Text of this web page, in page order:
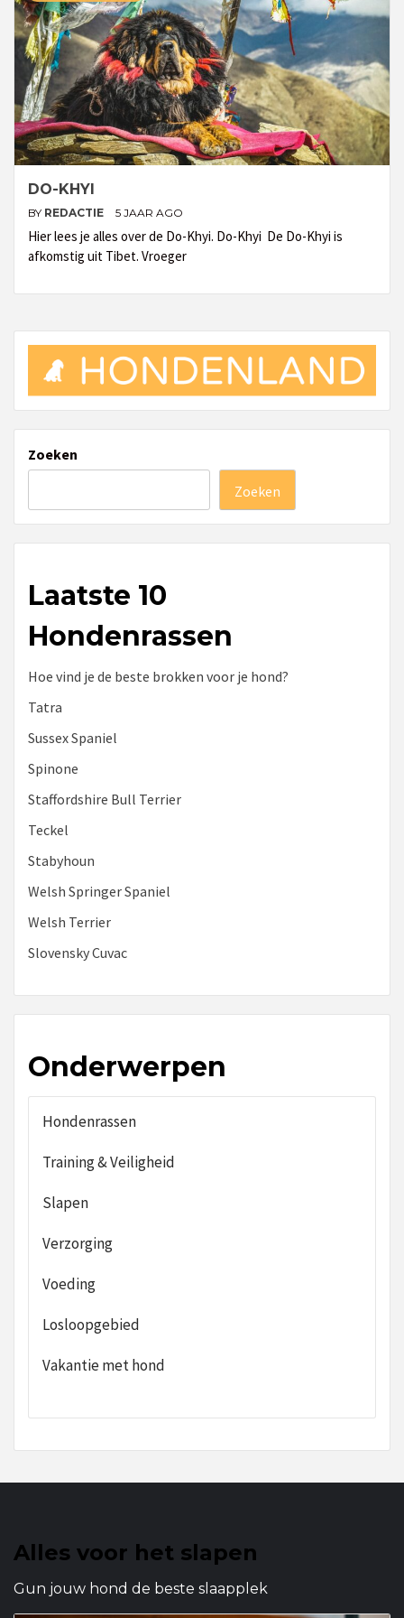
DO-KHYI
BY REDACTIE 5 JAAR AGO
Hier lees je alles over de Do-Khyi. Do-Khyi De Do-Khyi is
afkomstig uit Tibet. Vroeger
Zoeken
Zoeken
Laatste 10
Hondenrassen
Hoe vind je de beste brokken voor je hond?
Tatra
Sussex Spaniel
Spinone
Staffordshire Bull Terrier
Teckel
Stabyhoun
Welsh Springer Spaniel
Welsh Terrier
Slovensky Cuvac
Onderwerpen
Hondenrassen
Training & Veiligheid
Slapen
Verzorging
Voeding
Losloopgebied
Vakantie met hond
Alles voor het slapen
Gun jouw hond de beste slaapplek